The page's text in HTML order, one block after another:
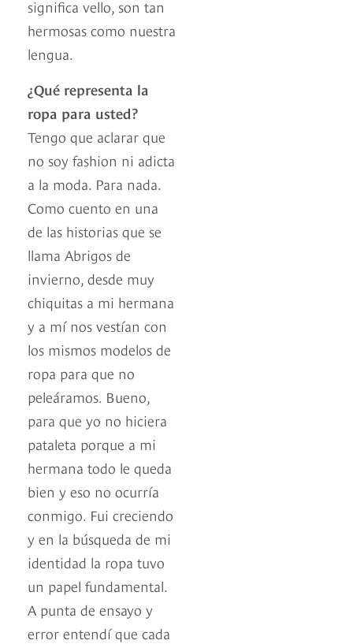
significa vello, son tan
hermosas como nuestra
lengua.
¿Qué representa la
ropa para usted?
Tengo que aclarar que
no soy fashion ni adicta
a la moda. Para nada.
Como cuento en una
de las historias que se
llama Abrigos de
invierno, desde muy
chiquitas a mi hermana
y a mí nos vestían con
los mismos modelos de
ropa para que no
peleáramos. Bueno,
para que yo no hiciera
pataleta porque a mi
hermana todo le queda
bien y eso no ocurría
conmigo. Fui creciendo
y en la búsqueda de mi
identidad la ropa tuvo
un papel fundamental.
A punta de ensayo y
error entendí que cada